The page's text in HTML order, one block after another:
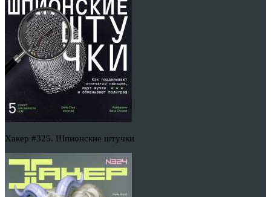
Хакер #325. Шпионские штучки